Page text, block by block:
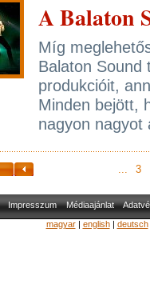
A Balaton
Míg
Balaton Sound
produkcióit,
Minden bejött,
nagyon
... 3
Impresszum Médiaajánlat
magyar| english| deutsch